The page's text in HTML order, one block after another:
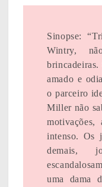
Sinopse:
Wintry,
brincadeiras.
amado e
o parceiro
Miller não
motivações,
intenso. Os
demais,
uma dama